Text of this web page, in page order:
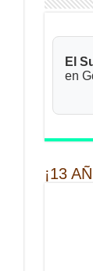
El
en
¡13